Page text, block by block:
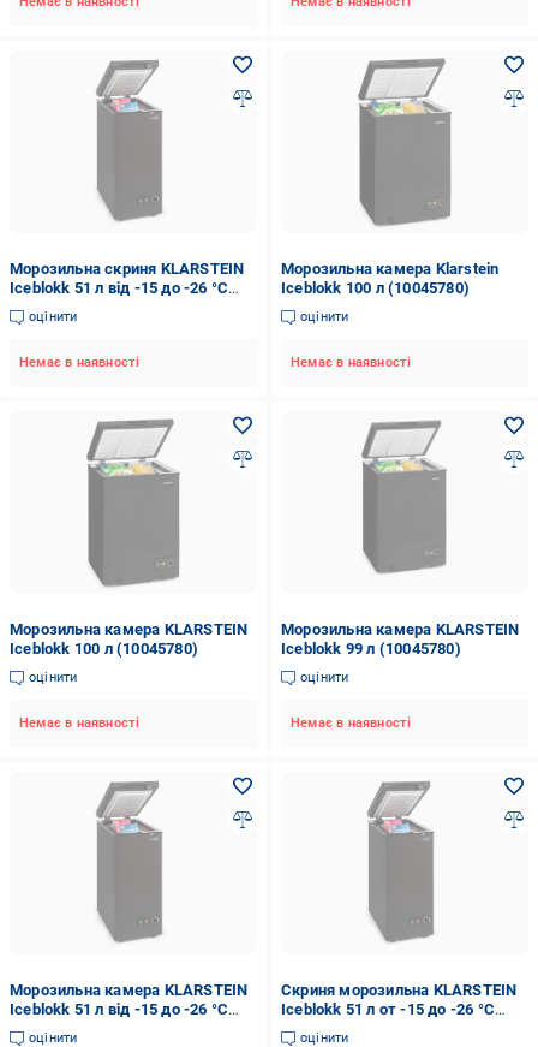
Морозильна скриня KLARSTEIN
Iceblokk 51 л від -15 до -26 °C
(10046004)
оцінити
Немає в наявності
Морозильна камера Klarstein
Iceblokk 100 л (10045780)
оцінити
Немає в наявності
Морозильна камера KLARSTEIN
Iceblokk 100 л (10045780)
оцінити
Немає в наявності
Морозильна камера KLARSTEIN
Iceblokk 99 л (10045780)
оцінити
Немає в наявності
Морозильна камера KLARSTEIN
Iceblokk 51 л від -15 до -26 °C
(10046004)
оцінити
Скриня морозильна KLARSTEIN
Iceblokk 51 л от -15 до -26 °C
(10046004)
оцінити